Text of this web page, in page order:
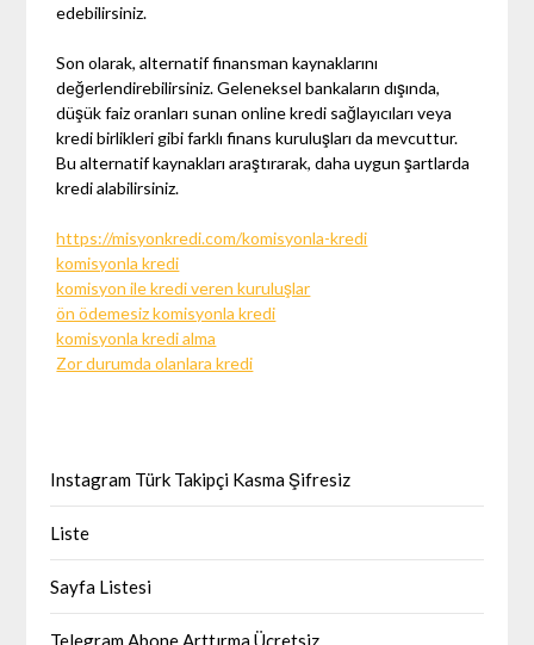
edebilirsiniz.
Son olarak, alternatif finansman kaynaklarını
değerlendirebilirsiniz. Geleneksel bankaların dışında,
düşük faiz oranları sunan online kredi sağlayıcıları veya
kredi birlikleri gibi farklı finans kuruluşları da mevcuttur.
Bu alternatif kaynakları araştırarak, daha uygun şartlarda
kredi alabilirsiniz.
https://misyonkredi.com/komisyonla-kredi
komisyonla kredi
komisyon ile kredi veren kuruluşlar
ön ödemesiz komisyonla kredi
komisyonla kredi alma
Zor durumda olanlara kredi
Instagram Türk Takipçi Kasma Şifresiz
Liste
Sayfa Listesi
Telegram Abone Arttırma Ücretsiz